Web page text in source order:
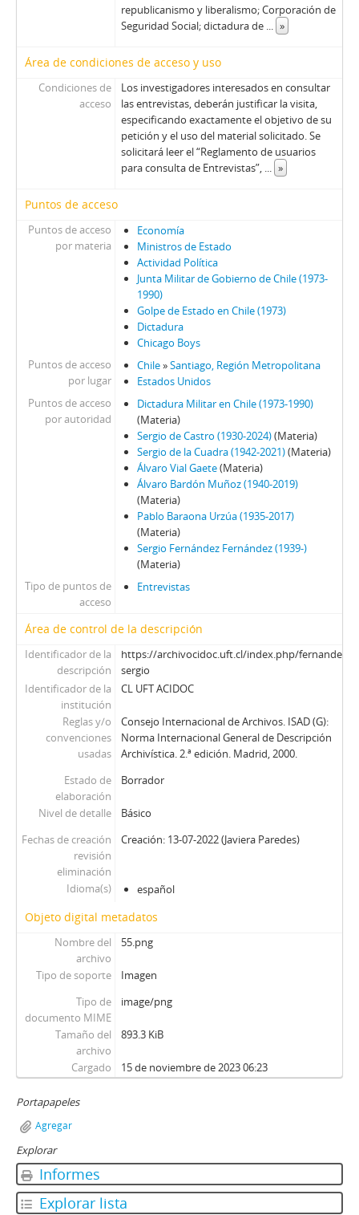
101 - Mena, Odlanier
102 - Silva Cimma, Enrique
104 - Ossa Pretot, Sergio
105 - Mena, Odlanier
106 - Videla, Ernesto
107 - Mena, Odlanier
108 - Juan Guzmán Tapia (I)
109 - Juan Guzmán Tapia (II)
111 - Juan Guzmán Tapia (IV)
CH - Cita con la Historia
JW - Entrevistas realizadas por James R. Whelan
republicanismo y liberalismo; Corporación de
Seguridad Social; dictadura de ... »
Área de condiciones de acceso y uso
Condiciones de
acceso
Los investigadores interesados en consultar
las entrevistas, deberán justificar la visita,
especificando exactamente el objetivo de su
petición y el uso del material solicitado. Se
solicitará leer el “Reglamento de usuarios
para consulta de Entrevistas”, ... »
Puntos de acceso
Puntos de acceso
por materia
Economía
Ministros de Estado
Actividad Política
Junta Militar de Gobierno de Chile (1973-
1990)
Golpe de Estado en Chile (1973)
Dictadura
Chicago Boys
Puntos de acceso
por lugar
Chile»Santiago, Región Metropolitana
Estados Unidos
Puntos de acceso
por autoridad
Dictadura Militar en Chile (1973-1990)
(Materia)
Sergio de Castro (1930-2024)(Materia)
Sergio de la Cuadra (1942-2021)(Materia)
Álvaro Vial Gaete(Materia)
Álvaro Bardón Muñoz (1940-2019)
(Materia)
Pablo Baraona Urzúa (1935-2017)
(Materia)
Sergio Fernández Fernández (1939-)
(Materia)
Tipo de puntos de
acceso
Entrevistas
Área de control de la descripción
Identificador de la
descripción
https://archivocidoc.uft.cl/index.php/fernandez-
sergio
Identificador de la
institución
CL UFT ACIDOC
Reglas y/o
convenciones
usadas
Consejo Internacional de Archivos. ISAD (G):
Norma Internacional General de Descripción
Archivística. 2.ª edición. Madrid, 2000.
Estado de
elaboración
Borrador
Nivel de detalle
Básico
Fechas de creación
revisión
eliminación
Creación: 13-07-2022 (Javiera Paredes)
Idioma(s) español
Objeto digital metadatos
Nombre del
archivo
55.png
Tipo de soporte
Imagen
Tipo de
documento MIME
image/png
Tamaño del
archivo
893.3 KiB
Cargado 15 de noviembre de 2023 06:23
Portapapeles
Agregar
Explorar
Informes
Explorar lista